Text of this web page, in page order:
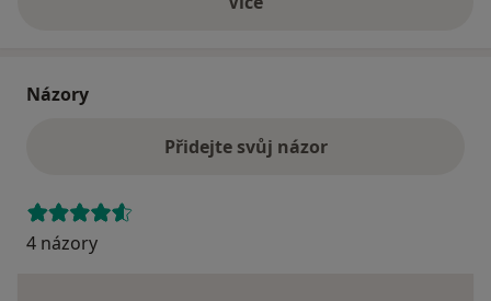
o adrese
Názory
Přidejte svůj názor
4 názory